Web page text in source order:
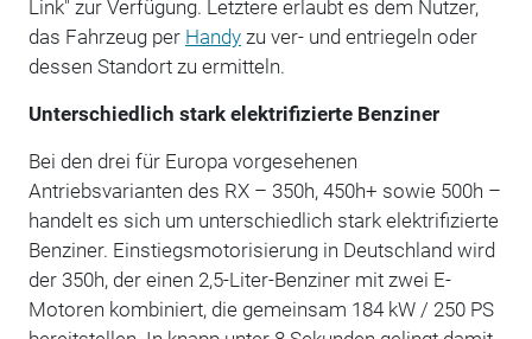
Link" zur Verfügung. Letztere erlaubt es dem Nutzer,
das Fahrzeug per Handyzu ver- und entriegeln oder
dessen Standort zu ermitteln.
Unterschiedlich stark elektrifizierte Benziner
Bei den drei für Europa vorgesehenen
Antriebsvarianten des RX – 350h, 450h+ sowie 500h –
handelt es sich um unterschiedlich stark elektrifizierte
Benziner. Einstiegsmotorisierung in Deutschland wird
der 350h, der einen 2,5-Liter-Benziner mit zwei E-
Motoren kombiniert, die gemeinsam 184 kW / 250 PS